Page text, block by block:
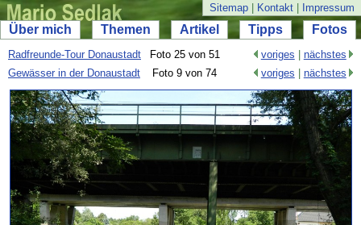
Sitemap Kontakt Impressum
Über mich Themen Artikel Tipps Fotos
Radfreunde-Tour Donaustadt Foto 25 von 51 voriges
nächstes
Gewässer in der Donaustadt
Foto 9 von 74 voriges nächstes